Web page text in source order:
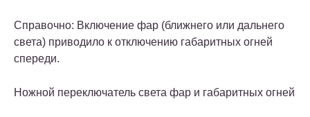
Справочно: Включение фар (ближнего или дальнего
света) приводило к отключению габаритных огней
спереди.
Ножной переключатель света фар и габаритных огней